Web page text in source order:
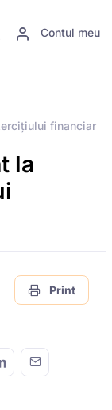
Contul meu
financiar
la
Print